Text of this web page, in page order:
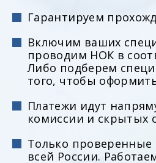
Гарантируем
Включим ваших
проводим НОК в
Либо подберем
того, чтобы
Платежи идут
комиссии и скрытых
Только
всей России.